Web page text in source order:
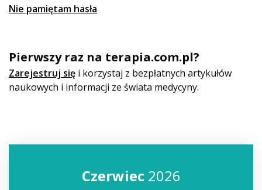
Nie pamiętam hasła
Pierwszy raz na terapia.com.pl?
Zarejestruj się i korzystaj z bezpłatnych artykułów
naukowych i informacji ze świata medycyny.
Czerwiec2026